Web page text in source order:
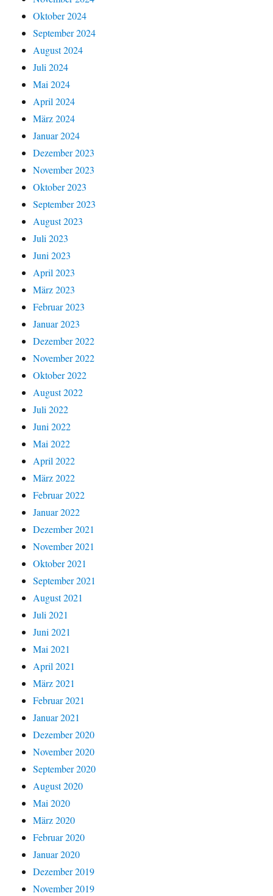
Oktober 2024
September 2024
August 2024
Juli 2024
Mai 2024
April 2024
März 2024
Januar 2024
Dezember 2023
November 2023
Oktober 2023
September 2023
August 2023
Juli 2023
Juni 2023
April 2023
März 2023
Februar 2023
Januar 2023
Dezember 2022
November 2022
Oktober 2022
August 2022
Juli 2022
Juni 2022
Mai 2022
April 2022
März 2022
Februar 2022
Januar 2022
Dezember 2021
November 2021
Oktober 2021
September 2021
August 2021
Juli 2021
Juni 2021
Mai 2021
April 2021
März 2021
Februar 2021
Januar 2021
Dezember 2020
November 2020
September 2020
August 2020
Mai 2020
März 2020
Februar 2020
Januar 2020
Dezember 2019
November 2019